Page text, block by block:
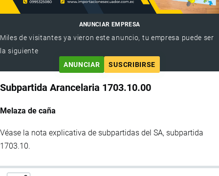
ANUNCIAR EMPRESA
Miles de visitantes ya vieron este anuncio, tu empresa puede ser
la siguiente
ANUNCIAR
SUSCRIBIRSE
Subpartida Arancelaria 1703.10.00
Melaza de caña
Véase la nota explicativa de subpartidas del SA, subpartida
1703.10.